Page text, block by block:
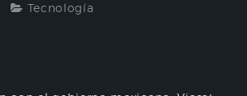
Tecnología